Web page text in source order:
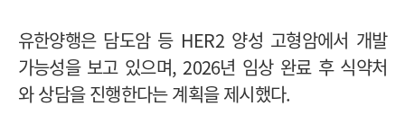
유한양행은 담도암 등 HER2 양성 고형암에서 개발
가능성을 보고 있으며, 2026년 임상 완료 후 식약처
와 상담을 진행한다는 계획을 제시했다.